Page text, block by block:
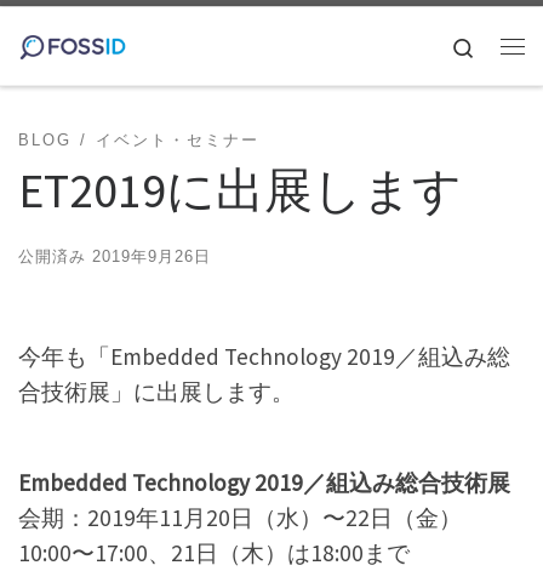
コンテンツへスキップ
Search
BLOG イベント・セミナー
ET2019に出展します
公開済み 2019年9月26日
今年も「Embedded Technology 2019／組込み総
合技術展」に出展します。
Embedded Technology 2019／組込み総合技術展
会期：2019年11月20日（水）〜22日（金）
10:00〜17:00、21日（木）は18:00まで